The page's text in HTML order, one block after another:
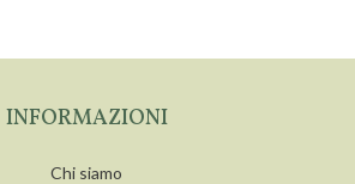
INFORMAZIONI
Chi siamo